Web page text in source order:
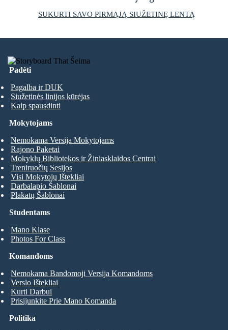
SUKURTI SAVO PIRMĄJĄ SIUŽETINĘ LENTĄ
Padėti
Pagalba ir DUK
Siužetinės linijos kūrėjas
Kaip spausdinti
Studentams
Mano Klase
Photos For Class
Mokytojams
Nemokama Versija Mokytojams
Rajono Paketai
Mokyklų Bibliotekos ir Žiniasklaidos Centrai
Treniruočių Sesijos
Visi Mokytojų Ištekliai
Darbalapio Šablonai
Plakatų Šablonai
Komandoms
Nemokama Bandomoji Versija Komandoms
Verslo Ištekliai
Kurti Darbui
Prisijunkite Prie Mano Komanda
Politika